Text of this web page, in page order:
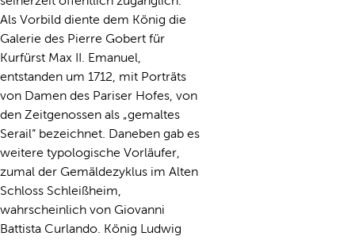
Als Vorbild diente dem König die
Galerie des Pierre Gobert für
Kurfürst Max II. Emanuel,
entstanden um 1712, mit Porträts
von Damen des Pariser Hofes, von
den Zeitgenossen als „gemaltes
Serail“ bezeichnet. Daneben gab es
weitere typologische Vorläufer,
zumal der Gemäldezyklus im Alten
Schloss Schleißheim,
wahrscheinlich von Giovanni
Battista Curlando. König Ludwig